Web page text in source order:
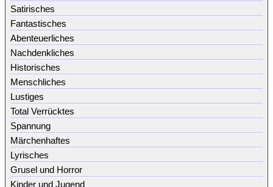
Satirisches
Fantastisches
Abenteuerliches
Nachdenkliches
Historisches
Menschliches
Lustiges
Total Verrücktes
Spannung
Märchenhaftes
Lyrisches
Grusel und Horror
Kinder und Jugend